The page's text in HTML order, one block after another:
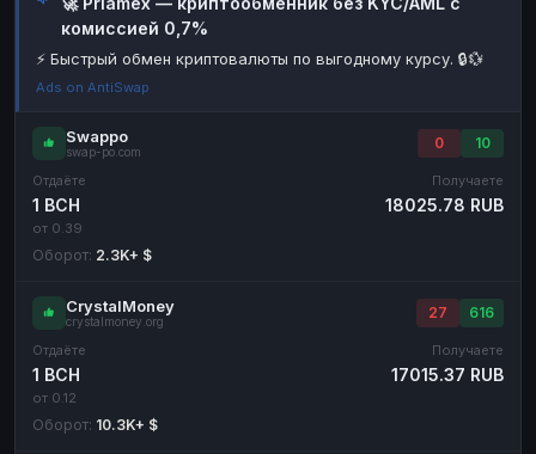
Наличные
Наличные USD Наличные USD
комиссией 0,7%
⚡ Быстрый обмен криптовалюты по выгодному курсу. 🔒💱
Ads on AntiSwap
Swappo
swap-po.com
0 10
Отдаёте
1 BCH
от 0.39
Получаете
18025.78 RUB
Оборот: 2.3K+ $
CrystalMoney
crystalmoney.org
27 616
Отдаёте
1 BCH
от 0.12
Получаете
17015.37 RUB
Оборот: 10.3K+ $